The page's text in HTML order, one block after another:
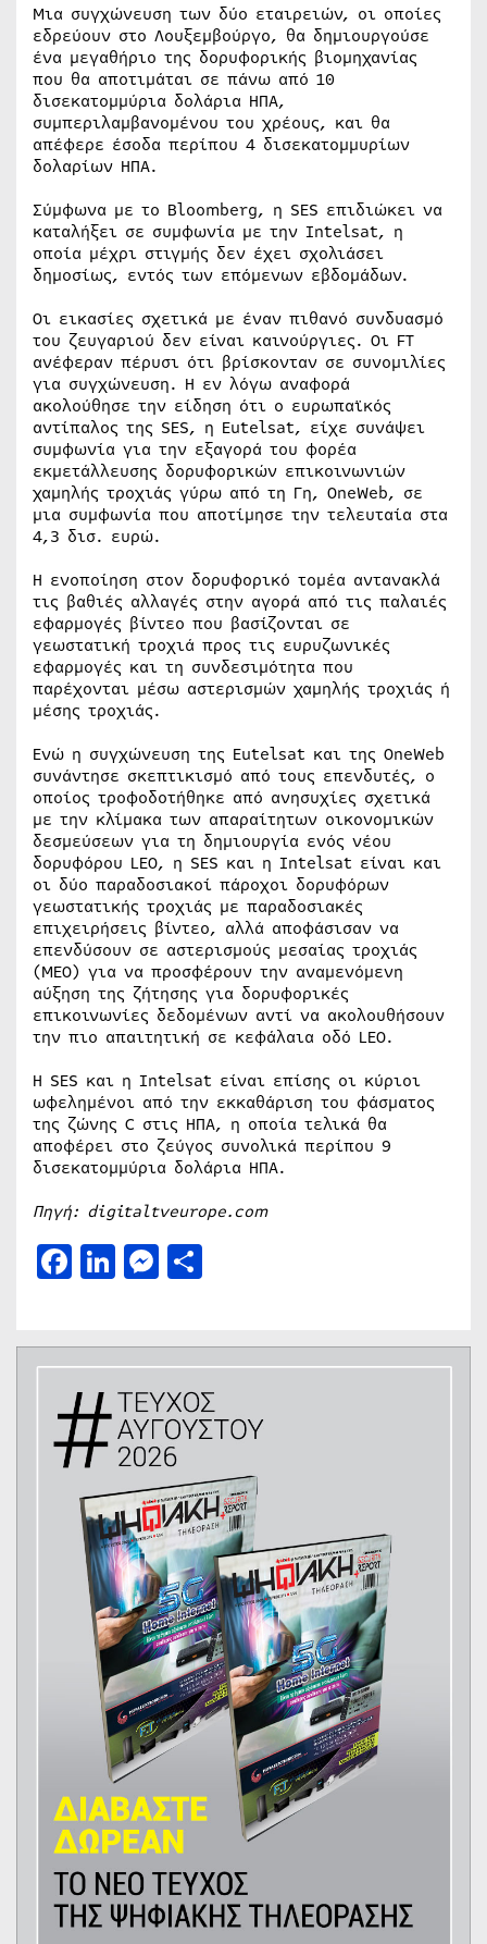
Μια συγχώνευση των δύο εταιρειών, οι οποίες
εδρεύουν στο Λουξεμβούργο, θα δημιουργούσε
ένα μεγαθήριο της δορυφορικής βιομηχανίας
που θα αποτιμάται σε πάνω από 10
δισεκατομμύρια δολάρια ΗΠΑ,
συμπεριλαμβανομένου του χρέους, και θα
απέφερε έσοδα περίπου 4 δισεκατομμυρίων
δολαρίων ΗΠΑ.
Σύμφωνα με το Bloomberg, η SES επιδιώκει να
καταλήξει σε συμφωνία με την Intelsat, η
οποία μέχρι στιγμής δεν έχει σχολιάσει
δημοσίως, εντός των επόμενων εβδομάδων.
Οι εικασίες σχετικά με έναν πιθανό συνδυασμό
του ζευγαριού δεν είναι καινούργιες. Οι FT
ανέφεραν πέρυσι ότι βρίσκονταν σε συνομιλίες
για συγχώνευση. Η εν λόγω αναφορά
ακολούθησε την είδηση ότι ο ευρωπαϊκός
αντίπαλος της SES, η Eutelsat, είχε συνάψει
συμφωνία για την εξαγορά του φορέα
εκμετάλλευσης δορυφορικών επικοινωνιών
χαμηλής τροχιάς γύρω από τη Γη, OneWeb, σε
μια συμφωνία που αποτίμησε την τελευταία στα
4,3 δισ. ευρώ.
Η ενοποίηση στον δορυφορικό τομέα αντανακλά
τις βαθιές αλλαγές στην αγορά από τις παλαιές
εφαρμογές βίντεο που βασίζονται σε
γεωστατική τροχιά προς τις ευρυζωνικές
εφαρμογές και τη συνδεσιμότητα που
παρέχονται μέσω αστερισμών χαμηλής τροχιάς ή
μέσης τροχιάς.
Ενώ η συγχώνευση της Eutelsat και της OneWeb
συνάντησε σκεπτικισμό από τους επενδυτές, ο
οποίος τροφοδοτήθηκε από ανησυχίες σχετικά
με την κλίμακα των απαραίτητων οικονομικών
δεσμεύσεων για τη δημιουργία ενός νέου
δορυφόρου LEO, η SES και η Intelsat είναι και
οι δύο παραδοσιακοί πάροχοι δορυφόρων
γεωστατικής τροχιάς με παραδοσιακές
επιχειρήσεις βίντεο, αλλά αποφάσισαν να
επενδύσουν σε αστερισμούς μεσαίας τροχιάς
(MEO) για να προσφέρουν την αναμενόμενη
αύξηση της ζήτησης για δορυφορικές
επικοινωνίες δεδομένων αντί να ακολουθήσουν
την πιο απαιτητική σε κεφάλαια οδό LEO.
Η SES και η Intelsat είναι επίσης οι κύριοι
ωφελημένοι από την εκκαθάριση του φάσματος
της ζώνης C στις ΗΠΑ, η οποία τελικά θα
αποφέρει στο ζεύγος συνολικά περίπου 9
δισεκατομμύρια δολάρια ΗΠΑ.
Πηγή: digitaltveurope.com
Facebook
LinkedIn
Messenger